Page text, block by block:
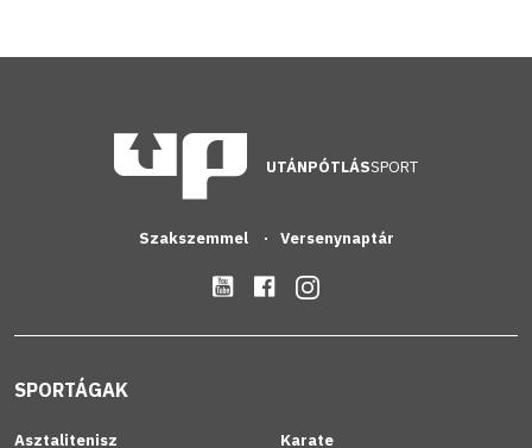
UTÁNPÓTLÁSSPORT
Szakszemmel Versenynaptár
SPORTÁGAK
Asztalitenisz
Karate